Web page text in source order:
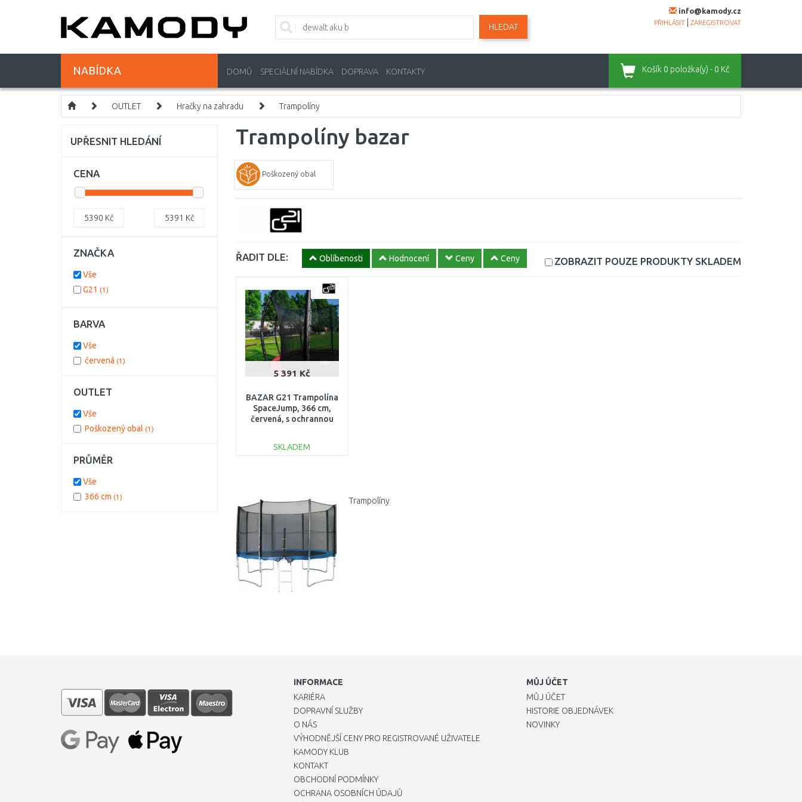
info@kamody.cz
PŘIHLÁSIT ZAREGISTROVAT
HLEDAT
NABÍDKA DOMŮ SPECIÁLNÍ NABÍDKA DOPRAVA KONTAKTY Košík 0 položka(y) - 0 Kč
OUTLET Hračky na zahradu Trampolíny
Trampolíny bazar
Poškozený obal
ŘADIT DLE: Oblíbenosti Hodnocení Ceny Ceny ZOBRAZIT POUZE PRODUKTY SKLADEM
5 391 Kč
BAZAR G21 Trampolína
SpaceJump, 366 cm,
červená, s ochrannou
OBAL!!
SKLADEM
Trampolíny
UPŘESNIT HLEDÁNÍ
CENA
5390 Kč 5391 Kč
ZNAČKA
Vše
G21 (1)
BARVA
Vše
červená (1)
OUTLET
Vše
Poškozený obal (1)
PRŮMĚR
Vše
366 cm (1)
INFORMACE
KARIÉRA
DOPRAVNÍ SLUŽBY
O NÁS
VÝHODNĚJŠÍ CENY PRO REGISTROVANÉ UŽIVATELE
KAMODY KLUB
KONTAKT
OBCHODNÍ PODMÍNKY
OCHRANA OSOBNÍCH ÚDAJŮ
MŮJ ÚČET
MŮJ ÚČET
HISTORIE OBJEDNÁVEK
NOVINKY